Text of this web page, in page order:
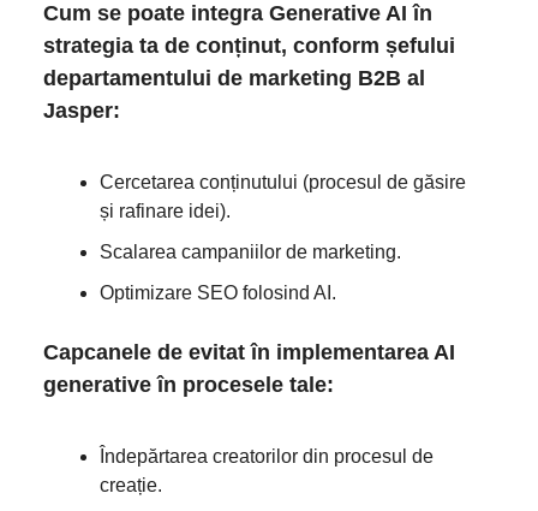
Cum se poate integra Generative AI în
strategia ta de conținut, conform șefului
departamentului de marketing B2B al
Jasper:
Cercetarea conținutului (procesul de găsire
și rafinare idei).
Scalarea campaniilor de marketing.
Optimizare SEO folosind AI.
Capcanele de evitat în implementarea AI
generative în procesele tale:
Îndepărtarea creatorilor din procesul de
creație.